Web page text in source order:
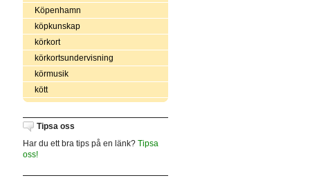
Köpenhamn
köpkunskap
körkort
körkortsundervisning
körmusik
kött
Tipsa oss
Har du ett bra tips på en länk? Tipsa
oss!